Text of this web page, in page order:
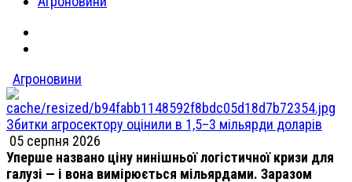
Агроновини
Збитки агросектору оцінили в 1,5–3 мільярди доларів
05 серпня 2026
Уперше названо ціну нинішньої логістичної кризи для
галузі — і вона вимірюється мільярдами. Заразом